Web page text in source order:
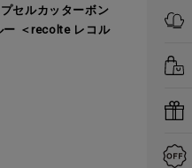
セルカッターボン
ー ＜recolte レコル